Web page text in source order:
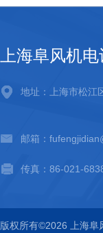
上海阜风机
地址：上海市松江
邮箱：
传真：86-021-
版权所有©2026 上海